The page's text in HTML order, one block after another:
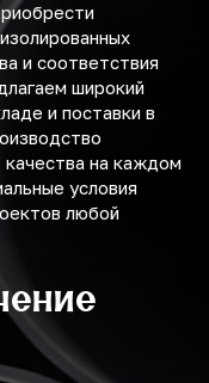
и соответствия
широкий
и поставки в
качества на каждом
условия
любой